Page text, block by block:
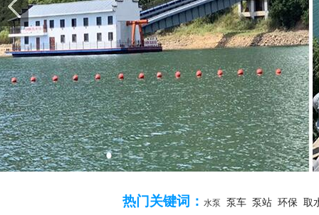
热门关键词： 水泵 泵车 泵站 环保 取